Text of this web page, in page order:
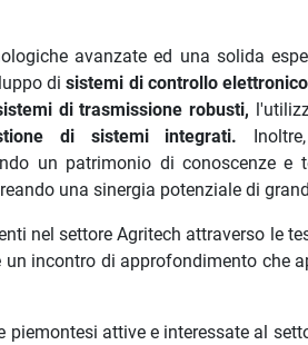
avanzate ed una solida
disistemi di controllo
di trasmissione robusti,
di sistemi integrati.
un patrimonio di conoscenze e
una sinergia potenziale di
nel settore Agritech attraverso le
incontro di approfondimento che
attive e interessate al